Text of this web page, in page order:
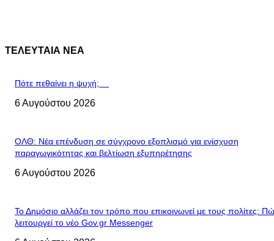
ΤΕΛΕΥΤΑΙΑ ΝΕΑ
Πότε πεθαίνει η ψυχή;
6 Αυγούστου 2026
ΟΛΘ: Νέα επένδυση σε σύγχρονο εξοπλισμό για ενίσχυση
παραγωγικότητας και βελτίωση εξυπηρέτησης
6 Αυγούστου 2026
Το Δημόσιο αλλάζει τον τρόπο που επικοινωνεί με τους πολίτες:
λειτουργεί το νέο Gov.gr Messenger